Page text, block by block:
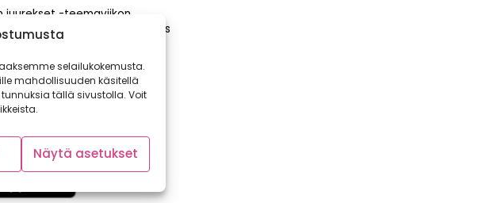
selailukokemusta.
mahdollisuuden käsitellä
tällä sivustolla. Voit
Näytä asetukset
juurekset -teemaviikon
esittelyssä oleva juures
kaikille tuttu lanttu, joka